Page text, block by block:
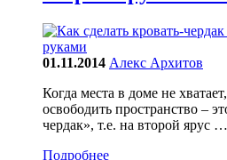
01.11.2014 Алекс Архитов
Когда места в доме не
освободить пространство –
чердак», т.е. на второй ярус …
Подробнее